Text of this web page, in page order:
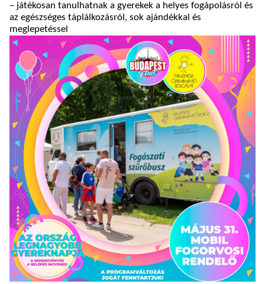
– játékosan tanulhatnak a gyerekek a helyes fogápolásról és
az egészséges táplálkozásról, sok ajándékkal és
meglepetéssel